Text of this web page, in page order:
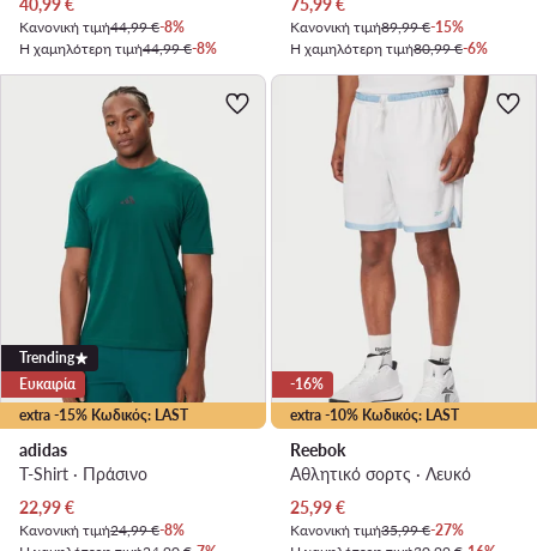
Κανονική τιμή44,99 €-8%
Η χαμηλότερη τιμή44,99 €-8%
Κανονική τιμή89,99 €-15%
Η χαμηλότερη τιμή80,99 €-6%
extra -15% Κωδικός: LAST
Trending
Ευκαιρία
adidas
T-Shirt · Πράσινο
Τρέχουσα τιμή
22,99€
Κανονική τιμή24,99 €-8%
extra -10% Κωδικός: LAST
-16%
Reebok
Αθλητικό σορτς · Λευκό
Τρέχουσα τιμή
25,99€
Κανονική τιμή35,99 €-27%